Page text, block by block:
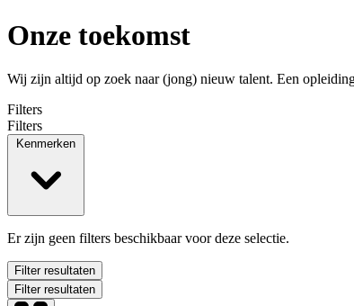
Onze toekomst
Wij zijn altijd op zoek naar (jong) nieuw talent. Een
Filters
Filters
Kenmerken
Er zijn geen filters beschikbaar voor deze selectie.
Filter resultaten
Filter resultaten